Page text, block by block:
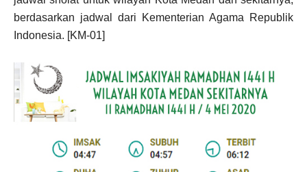
berdasarkan jadwal dari Kementerian Agama Republik
Indonesia. [KM-01]